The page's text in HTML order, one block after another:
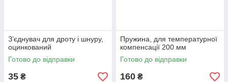
З’єднувач для дроту і шнуру,
оцинкований
Готово до відправки
35 ₴
Пружина, для температурної
компенсації 200 мм
Готово до відправки
160 ₴